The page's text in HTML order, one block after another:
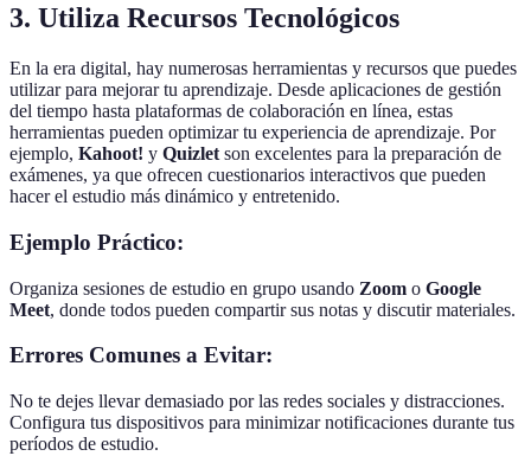
3. Utiliza Recursos Tecnológicos
En la era digital, hay numerosas herramientas y recursos que puedes
utilizar para mejorar tu aprendizaje. Desde aplicaciones de gestión
del tiempo hasta plataformas de colaboración en línea, estas
herramientas pueden optimizar tu experiencia de aprendizaje. Por
ejemplo, Kahoot! y Quizlet son excelentes para la preparación de
exámenes, ya que ofrecen cuestionarios interactivos que pueden
hacer el estudio más dinámico y entretenido.
Ejemplo Práctico:
Organiza sesiones de estudio en grupo usando Zoom o Google
Meet, donde todos pueden compartir sus notas y discutir materiales.
Errores Comunes a Evitar:
No te dejes llevar demasiado por las redes sociales y distracciones.
Configura tus dispositivos para minimizar notificaciones durante tus
períodos de estudio.